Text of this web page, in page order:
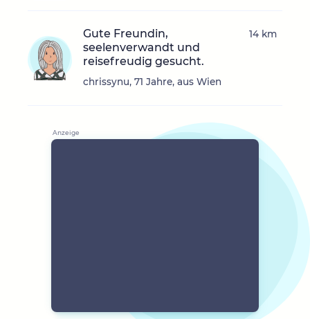
Gute Freundin,
seelenverwandt und
reisefreudig gesucht.
chrissynu, 71 Jahre, aus Wien
14 km